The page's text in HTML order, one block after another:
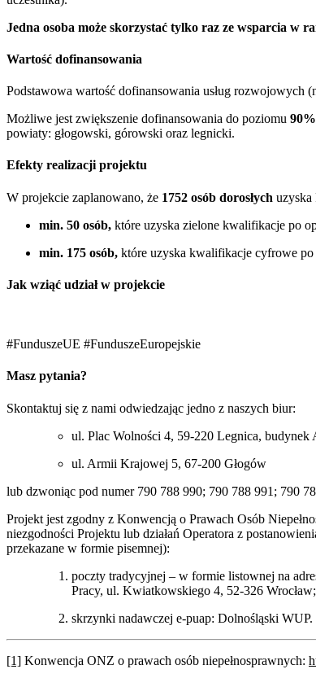
Jedna osoba może skorzystać tylko raz ze wsparcia w
Wartość dofinansowania
Podstawowa wartość dofinansowania usług rozwojowych
Możliwe jest zwiększenie dofinansowania do poziomu
powiaty: głogowski, górowski oraz legnicki.
Efekty realizacji projektu
W projekcie zaplanowano, że 1752 osób dorosłych uzyska
min. 50 osób, które uzyska zielone kwalifikacje po
min. 175 osób, które uzyska kwalifikacje cyfrowe po
Jak wziąć udział w projekcie
#FunduszeUE #FunduszeEuropejskie
Masz pytania?
Skontaktuj się z nami odwiedzając jedno z naszych biur:
ul. Plac Wolności 4, 59-220 Legnica, budynek
ul. Armii Krajowej 5, 67-200 Głogów
lub dzwoniąc pod numer 790 788 990; 790 788 991; 790
Projekt jest zgodny z Konwencją o Prawach Osób
niezgodności Projektu lub działań Operatora z
przekazane w formie pisemnej):
poczty tradycyjnej – w formie listownej na
Pracy, ul. Kwiatkowskiego 4, 52-326 Wrocław;
skrzynki nadawczej e-puap: Dolnośląski WUP.
[1] Konwencja ONZ o prawach osób niepełnosprawnych: